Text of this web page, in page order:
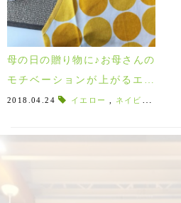
母の日の贈り物に♪お母さんの
モチベーションが上がるエプ
ロン特集♪
2018.04.24 イエロー ネイビー